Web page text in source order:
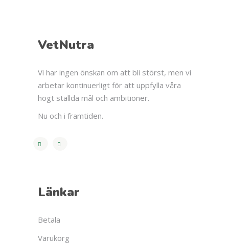
VetNutra
Vi har ingen önskan om att bli störst, men vi
arbetar kontinuerligt för att uppfylla våra
högt ställda mål och ambitioner.
Nu och i framtiden.
Länkar
Betala
Varukorg